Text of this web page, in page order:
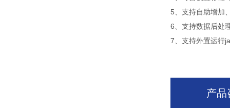
5、支持自助增加
6、支持数据后处
7、支持外置运行
产品